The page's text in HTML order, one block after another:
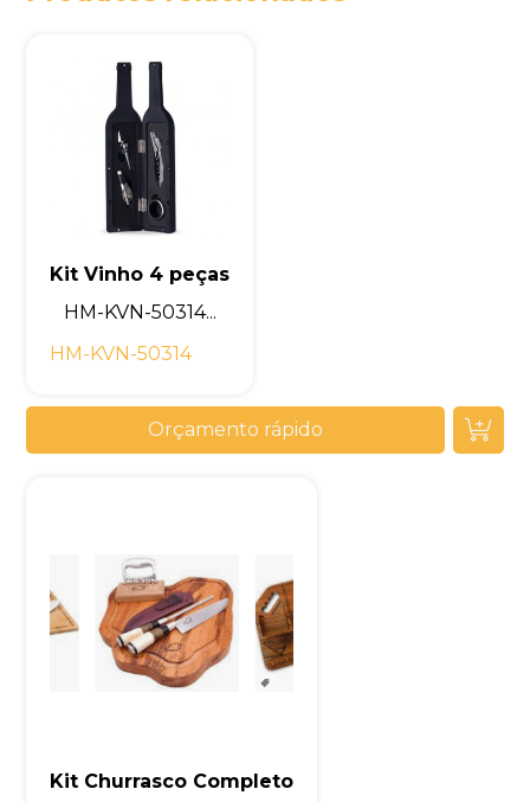
Kit Vinho 4 peças
HM-KVN-50314...
HM-KVN-50314
Orçamento rápido
Kit Churrasco Completo